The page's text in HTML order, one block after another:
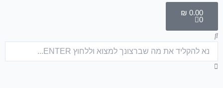
₪ 0.00
0
עגלת
קניות
חיפוש